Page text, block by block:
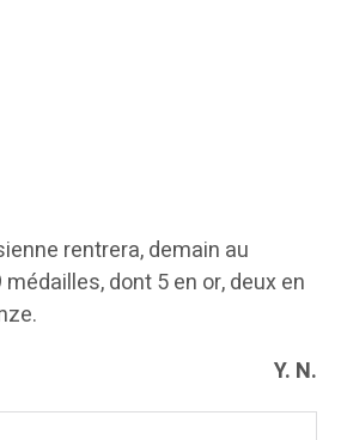
rentrera, demain au
dont 5 en or, deux en
Y. N.